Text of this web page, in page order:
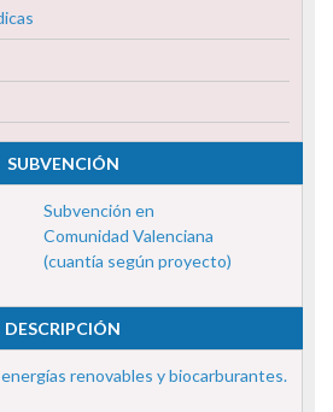
SUBVENCIÓN
Subvención en
Comunidad Valenciana
(cuantía según proyecto)
DESCRIPCIÓN
renovables y biocarburantes.